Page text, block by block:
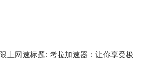
网速标题: 考拉加速器：让你享受极